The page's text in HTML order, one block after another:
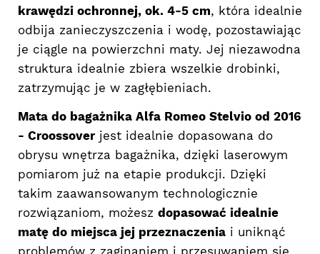
krawędzi ochronnej, ok. 4-5 cm, która idealnie
odbija zanieczyszczenia i wodę, pozostawiając
je ciągle na powierzchni maty. Jej niezawodna
struktura idealnie zbiera wszelkie drobinki,
zatrzymując je w zagłębieniach.
Mata do bagażnika Alfa Romeo Stelvio od 2016
- Croossoverjest idealnie dopasowana do
obrysu wnętrza bagażnika, dzięki laserowym
pomiarom już na etapie produkcji. Dzięki
takim zaawansowanym technologicznie
rozwiązaniom, możesz dopasować idealnie
matę do miejsca jej przeznaczenia i uniknąć